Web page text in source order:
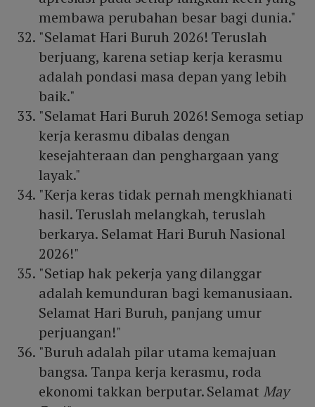
membawa perubahan besar bagi dunia."
"Selamat Hari Buruh 2026! Teruslah
berjuang, karena setiap kerja kerasmu
adalah pondasi masa depan yang lebih
baik."
"Selamat Hari Buruh 2026! Semoga setiap
kerja kerasmu dibalas dengan
kesejahteraan dan penghargaan yang
layak."
"Kerja keras tidak pernah mengkhianati
hasil. Teruslah melangkah, teruslah
berkarya. Selamat Hari Buruh Nasional
2026!"
"Setiap hak pekerja yang dilanggar
adalah kemunduran bagi kemanusiaan.
Selamat Hari Buruh, panjang umur
perjuangan!"
"Buruh adalah pilar utama kemajuan
bangsa. Tanpa kerja kerasmu, roda
ekonomi takkan berputar. Selamat May